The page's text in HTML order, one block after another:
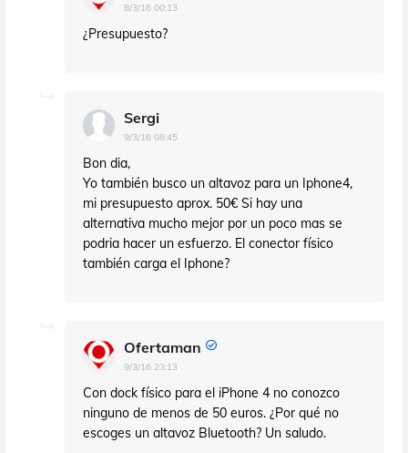
8/3/16 00:13
¿Presupuesto?
Sergi
9/3/16 08:45
Bon dia,
Yo también busco un altavoz para un Iphone4,
mi presupuesto aprox. 50€ Si hay una
alternativa mucho mejor por un poco mas se
podria hacer un esfuerzo. El conector físico
también carga el Iphone?
Ofertaman
9/3/16 23:13
Con dock físico para el iPhone 4 no conozco
ninguno de menos de 50 euros. ¿Por qué no
escoges un altavoz Bluetooth? Un saludo.